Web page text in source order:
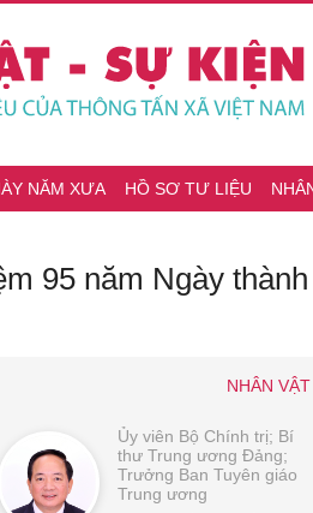
NĂM XƯA HỒ SƠ TƯ LIỆU
95 năm Ngày
NHÂN
Ủy viên Bộ Chính trị; Bí
thư Trung ương Đảng;
Trưởng Ban Tuyên giáo
Trung ương